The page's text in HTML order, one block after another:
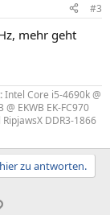
#3
mehr geht
Intel Core i5-4690k @
EKWB EK-FC970
RipjawsX DDR3-1866
zu antworten.
Link